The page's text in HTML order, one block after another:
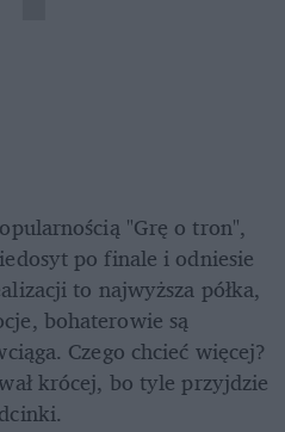
"Grę o tron",
po finale i odniesie
to najwyższa półka,
bohaterowie są
Czego chcieć więcej?
krócej, bo tyle przyjdzie